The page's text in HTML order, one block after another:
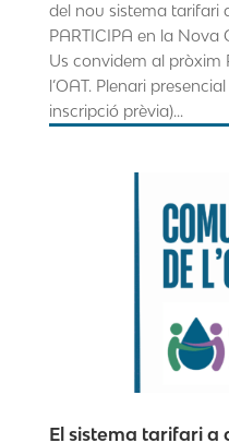
del nou sistema tarifari
PARTICIPA en la Nova
Us convidem al pròxim
l’OAT. Plenari
inscripció prèvia)...
El sistema tarifari a